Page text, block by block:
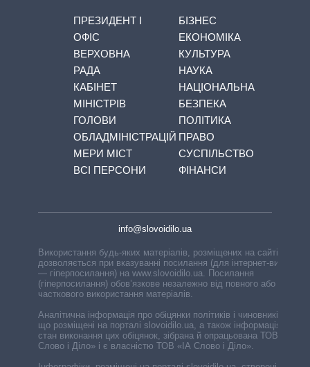
ПРЕЗИДЕНТ І
ОФІС
ВЕРХОВНА
РАДА
КАБІНЕТ
МІНІСТРІВ
ГОЛОВИ
ОБЛАДМІНІСТРАЦІЙ
МЕРИ МІСТ
ВСІ ПЕРСОНИ
БІЗНЕС
ЕКОНОМІКА
КУЛЬТУРА
НАУКА
НАЦІОНАЛЬНА
БЕЗПЕКА
ПОЛІТИКА
ПРАВО
СУСПІЛЬСТВО
ФІНАНСИ
info@slovoidilo.ua
Використання будь-яких матеріалів, розміщених на сайті,
дозволяється при вказуванні посилання (для інтернет-видань
— гіперпосилання) на www.slovoidilo.ua. Посилання
(гіперпосилання) обов’язкове незалежно від повного або
часткового використання матеріалів.
Аналітична інформація про обіцянки політиків і чиновників,
що розміщені на порталі slovoidilo.ua, а також інформація про
стан виконання цих обіцянок, зібрана й опрацьована ТОВ «ІА
Слово і Діло» і є власністю ТОВ «ІА Слово і Діло».